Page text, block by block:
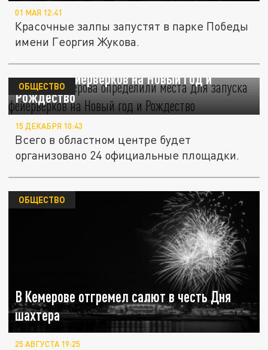
01 МАЯ 12:41
Красочные залпы запустят в парке Победы
имени Георгия Жукова.
Власти Кемерова определили места для
запуска фейерверков на Новый год и
Рождество
ОБЩЕСТВО
15 ДЕКАБРЯ 10:43
Всего в областном центре будет
организовано 24 официальные площадки.
В Кемерове отгремел салют в честь Дня
шахтера
ОБЩЕСТВО
25 АВГУСТА 19:25